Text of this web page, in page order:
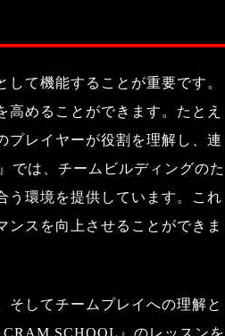
て機能することが重要です。
めることができます。たとえ
プレイヤーが役割を理解し、連
では、チームビルディングのた
う環境を提供しています。これ
スを向上させることができま
そしてチームプレイへの理解と
SCHOOL』のレッスンを